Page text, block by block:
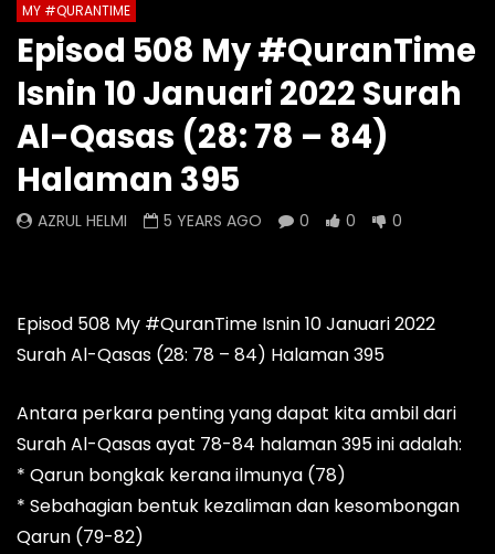
0 Comments
Episod 1334 My #QuranTime
2.0
AZRUL HELMI
5 HOURS AGO - LUD:4 DAYS AGO
0
0 0
Episod 1333 My
2.0
AZRUL HELMI
1 DAY AGO
MY #QURANTIME
Episod 508 My #QuranTime
Isnin 10 Januari 2022 Surah
Al-Qasas (28: 78 – 84)
Halaman 395
AZRUL HELMI 5 YEARS AGO 0 0 0
Episod 508 My #QuranTime Isnin 10 Januari 2022
Surah Al-Qasas (28: 78 – 84) Halaman 395
Antara perkara penting yang dapat kita ambil dari
Surah Al-Qasas ayat 78-84 halaman 395 ini adalah:
* Qarun bongkak kerana ilmunya (78)
* Sebahagian bentuk kezaliman dan kesombongan
Qarun (79-82)